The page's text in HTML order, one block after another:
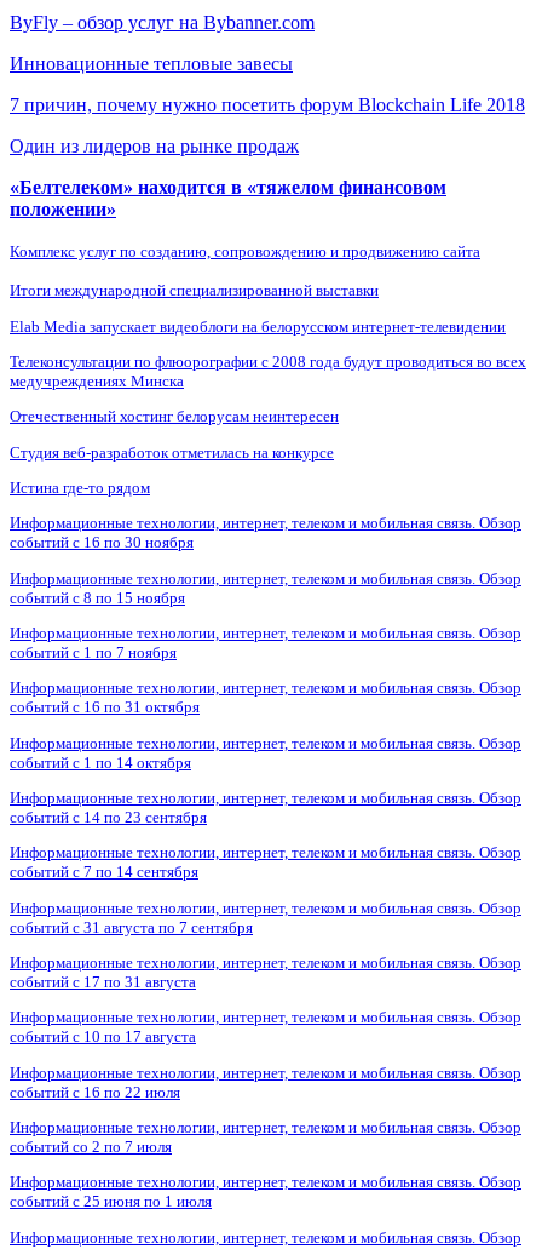
ByFly – обзор услуг на Bybanner.com
Инновационные тепловые завесы
7 причин, почему нужно посетить форум Blockchain Life 2018
Один из лидеров на рынке продаж
«Белтелеком» находится в «тяжелом финансовом
положении»
Комплекс услуг по созданию, сопровождению и продвижению сайта
Итоги международной специализированной выставки
Elab Media запускает видеоблоги на белорусском интернет-телевидении
Телеконсультации по флюорографии с 2008 года будут проводиться во всех
медучреждениях Минска
Отечественный хостинг белорусам неинтересен
Студия веб-разработок отметилась на конкурсе
Истина где-то рядом
Информационные технологии, интернет, телеком и мобильная связь. Обзор
событий с 16 по 30 ноября
Информационные технологии, интернет, телеком и мобильная связь. Обзор
событий с 8 по 15 ноября
Информационные технологии, интернет, телеком и мобильная связь. Обзор
событий с 1 по 7 ноября
Информационные технологии, интернет, телеком и мобильная связь. Обзор
событий с 16 по 31 октября
Информационные технологии, интернет, телеком и мобильная связь. Обзор
событий с 1 по 14 октября
Информационные технологии, интернет, телеком и мобильная связь. Обзор
событий с 14 по 23 сентября
Информационные технологии, интернет, телеком и мобильная связь. Обзор
событий с 7 по 14 сентября
Информационные технологии, интернет, телеком и мобильная связь. Обзор
событий с 31 августа по 7 сентября
Информационные технологии, интернет, телеком и мобильная связь. Обзор
событий с 17 по 31 августа
Информационные технологии, интернет, телеком и мобильная связь. Обзор
событий с 10 по 17 августа
Информационные технологии, интернет, телеком и мобильная связь. Обзор
событий с 16 по 22 июля
Информационные технологии, интернет, телеком и мобильная связь. Обзор
событий со 2 по 7 июля
Информационные технологии, интернет, телеком и мобильная связь. Обзор
событий с 25 июня по 1 июля
Информационные технологии, интернет, телеком и мобильная связь. Обзор